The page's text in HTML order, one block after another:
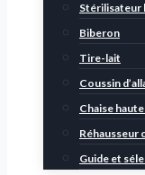
Stérilisateur
Biberon
Tire-lait
Coussin
Chaise
Réhausseur
Guide et